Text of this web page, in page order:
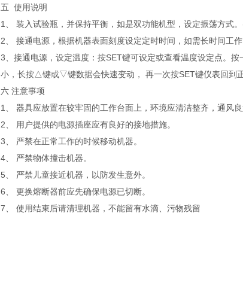
五 使用说明
1、 装入试验瓶，并保持平衡，如是双功能机型，设定振荡方式
2、 接通电源，根据机器表面刻度设定定时时间，如需长时间工作
3、接通电源，设定温度：按SET键可设定或查看温度设定点。
小，长按△键或▽键数据会快速变动， 再一次按SET键仪表回到
六 注意事项
1、 器具应放置在较牢固的工作台面上，环境应清洁整齐，通风良
2、 用户提供的电源插座应有良好的接地措施。
3、 严禁在正常工作的时候移动机器。
4、 严禁物体撞击机器。
5、 严禁儿童接近机器，以防发生意外。
6、 更换熔断器前应先确保电源已切断。
7、 使用结束后请清理机器，不能留有水滴、污物残留